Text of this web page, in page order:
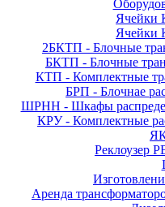
Ячейки
Ячейки
2БКТП - Блочные
БКТП - Блочные
КТП - Комплектные
БРП - Блочнае
ШРНН - Шкафы
КРУ - Комплектные
Аренда